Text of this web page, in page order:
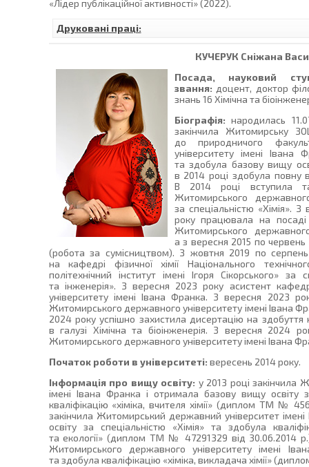
«Лідер публікаційної активності» (2022).
Друковані праці:
КУЧЕРУК Сніжана
Посада, науковий
звання: доцент, доктор
знань 16 Хімічна та
Біографія: народилась
закінчила
до природничого
університету імені
та здобула базову вищу
в 2014 році здобула повну
В 2014 році вступила та
Житомирського
за спеціальністю «Хімія».
року працювала на посаді
Житомирського
а з вересня 2015 по
(робота за сумісництвом). З жовтня 2019 по
на кафедрі фізичної хімії Національного
політехнічний інститут імені Ігоря Сікорського» за
та інженерія». З вересня 2023 року асистент
університету імені Івана Франка. З вересня 2023
Житомирського державного університету імені Івана
2024 року успішно захистила дисертацію на здобуття
в галузі Хімічна та біоінженерія. З вересня 2024
Житомирського державного університету імені Івана
Початок роботи в університеті: вересень 2014 року.
Інформація про вищу освіту: у 2013 році закінчила
імені Івана Франка і отримала базову вищу освіту
кваліфікацію «хіміка, вчителя хімії» (диплом ТМ №
закінчила Житомирський державний університет
освіту за спеціальністю «Хімія» та здобула
та екології» (диплом ТМ № 47291329 від 30.06.2014
Житомирського державного університету імені
та здобула кваліфікацію «хіміка, викладача хімії»